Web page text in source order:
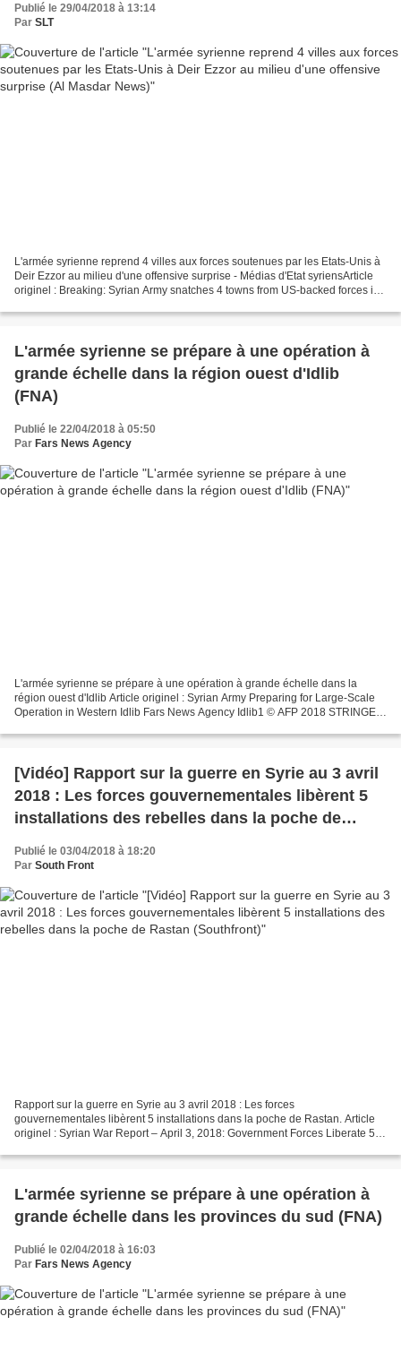
Publié le 29/04/2018 à 13:14
Par SLT
L'armée syrienne reprend 4 villes aux forces soutenues par les Etats-Unis à
Deir Ezzor au milieu d'une offensive surprise - Médias d'Etat syriensArticle
originel : Breaking: Syrian Army snatches 4 towns from US-backed forces in
L'armée syrienne se prépare à une opération à
grande échelle dans la région ouest d'Idlib
(FNA)
Publié le 22/04/2018 à 05:50
Par Fars News Agency
L'armée syrienne se prépare à une opération à grande échelle dans la
région ouest d'Idlib Article originel : Syrian Army Preparing for Large-Scale
Operation in Western Idlib Fars News Agency Idlib1 © AFP 2018 STRINGER
[Vidéo] Rapport sur la guerre en Syrie au 3 avril
2018 : Les forces gouvernementales libèrent 5
installations des rebelles dans la poche de
Publié le 03/04/2018 à 18:20
Par South Front
Rapport sur la guerre en Syrie au 3 avril 2018 : Les forces
gouvernementales libèrent 5 installations dans la poche de Rastan. Article
originel : Syrian War Report – April 3, 2018: Government Forces Liberate 5
L'armée syrienne se prépare à une opération à
grande échelle dans les provinces du sud (FNA)
Publié le 02/04/2018 à 16:03
Par Fars News Agency